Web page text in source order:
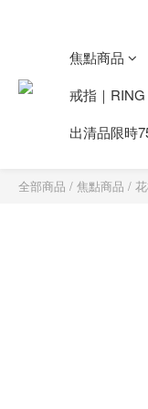
焦點商品
戒指｜RING
出清品限時
全部商品 / 焦點商品 /